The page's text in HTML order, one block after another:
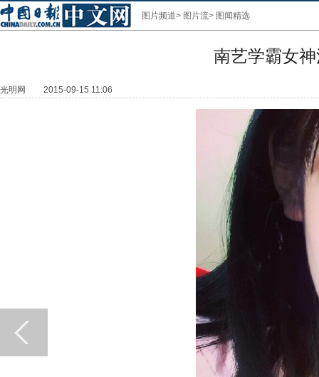
图片频道> 图片流> 图闻精选
南艺学霸女
光明网 2015-09-15 11:06